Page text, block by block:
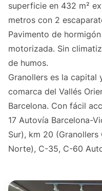
superficie en 432 m²
metros con 2
Pavimento de
motorizada. Sin
de humos.
Granollers es la capital
comarca del Vallés
Barcelona. Con fácil
17 Autovía Barcelona-
Sur), km 20
Norte), C-35, C-60